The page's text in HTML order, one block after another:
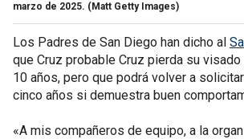
marzo de 2025. (Matt Getty Images)
Los Padres de San Diego han dicho al
que Cruz probable Cruz pierda su
10 años, pero que podrá volver a
cinco años si demuestra buen
«A mis compañeros de equipo, a la